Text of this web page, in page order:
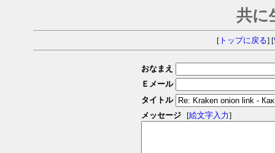
共に
[トップに戻る] [
おなまえ
Ｅメール
タイトル
メッセージ
[絵文字入力]